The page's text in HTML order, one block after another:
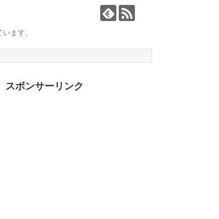
ます。
スポンサーリンク